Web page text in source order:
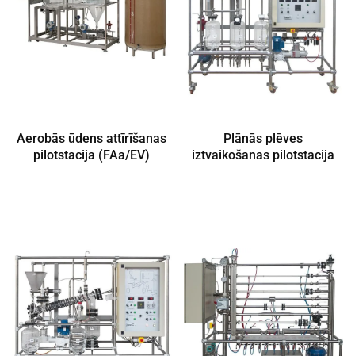
Aerobās ūdens attīrīšanas
pilotstacija (FAa/EV)
Plānās plēves
iztvaikošanas pilotstacija